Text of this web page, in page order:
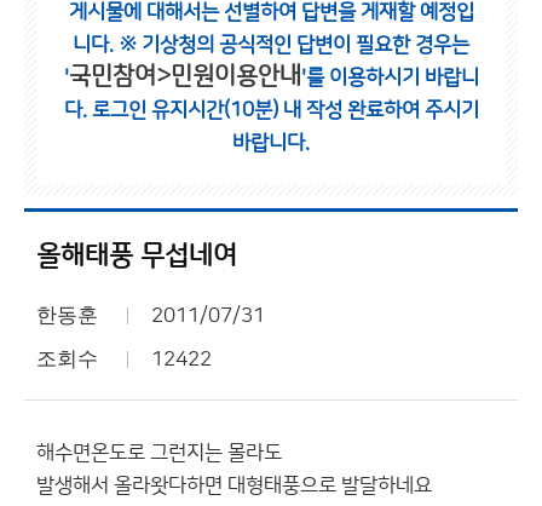
게시물에 대해서는 선별하여 답변을 게재할 예정입
니다. ※ 기상청의 공식적인 답변이 필요한 경우는
'국민참여>민원이용안내 '를 이용하시기 바랍니
다. 로그인 유지시간(10분) 내 작성 완료하여 주시기
바랍니다.
올해태풍 무섭네여
한동훈 2011/07/31
조회수 12422
해수면온도로 그런지는 몰라도
발생해서 올라왓다하면 대형태풍으로 발달하네요